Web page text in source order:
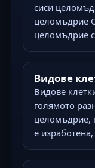
сиси
целомъдрие
целомъдрие
Видове
Видове
голямото
целомъдрие,
е